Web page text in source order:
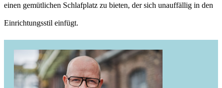
einen gemütlichen Schlafplatz zu bieten, der sich unauffällig in den
Einrichtungsstil einfügt.